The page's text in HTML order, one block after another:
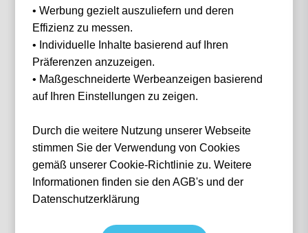
FC Millwall vs Norwich City
22 Aug, 2026 12:30
London
Vereinigtes Königreich
• Werbung gezielt auszuliefern und deren
Effizienz zu messen.
• Individuelle Inhalte basierend auf Ihren
Präferenzen anzuzeigen.
• Maßgeschneiderte Werbeanzeigen basierend
auf Ihren Einstellungen zu zeigen.
Durch die weitere Nutzung unserer Webseite
stimmen Sie der Verwendung von Cookies
gemäß unserer Cookie-Richtlinie zu. Weitere
Informationen finden sie den AGB's und der
Datenschutzerklärung